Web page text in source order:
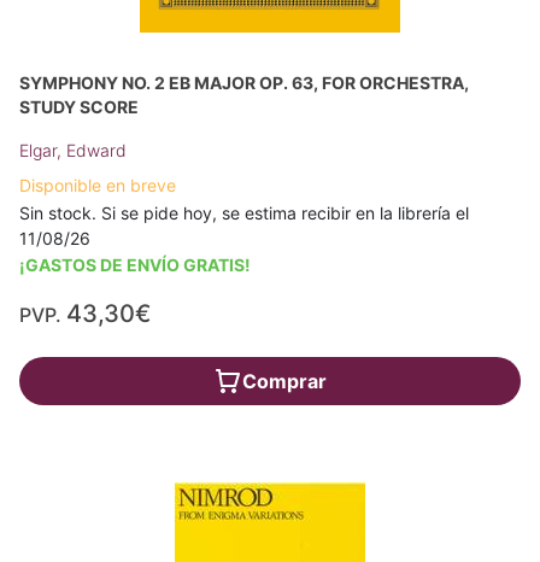
SYMPHONY NO. 2 EB MAJOR OP. 63, FOR ORCHESTRA,
STUDY SCORE
Elgar, Edward
Disponible en breve
Sin stock. Si se pide hoy, se estima recibir en la librería el
11/08/26
¡GASTOS DE ENVÍO GRATIS!
PVP. 43,30€
Comprar